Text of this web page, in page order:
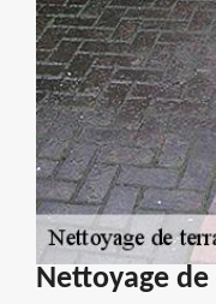
Nettoyage